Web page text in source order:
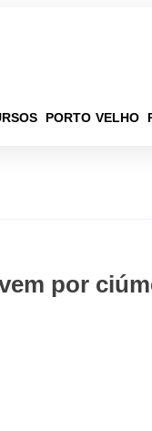
PORTO VELHO
por